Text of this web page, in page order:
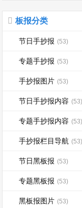
板报分类
节日手抄报 (53)
专题手抄报 (53)
手抄报图片 (53)
节日手抄报内容 (53)
专题手抄报内容 (53)
手抄报栏目导航 (53)
节日黑板报 (53)
专题黑板报 (53)
黑板报图片 (53)